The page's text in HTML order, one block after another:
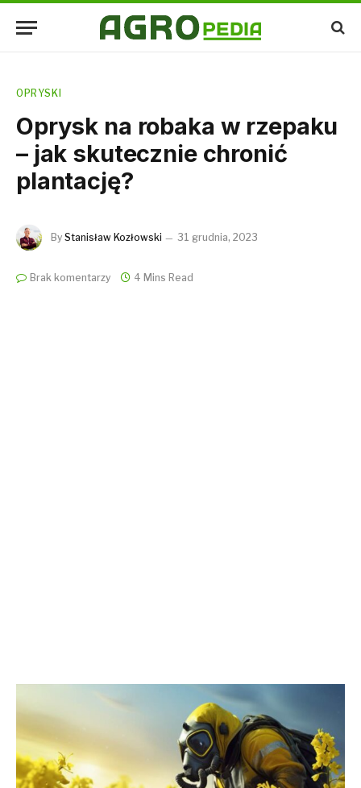
OPRYSKI
Oprysk na robaka w rzepaku
– jak skutecznie chronić
plantację?
By Stanisław Kozłowski 31 grudnia, 2023
Brak komentarzy 4 Mins Read